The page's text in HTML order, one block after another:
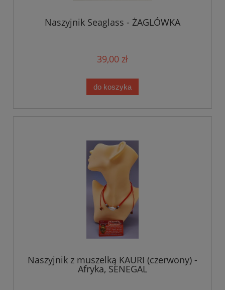
Naszyjnik Seaglass - ŻAGLÓWKA
39,00 zł
do koszyka
Naszyjnik z muszelką KAURI (czerwony) -
Afryka, SENEGAL